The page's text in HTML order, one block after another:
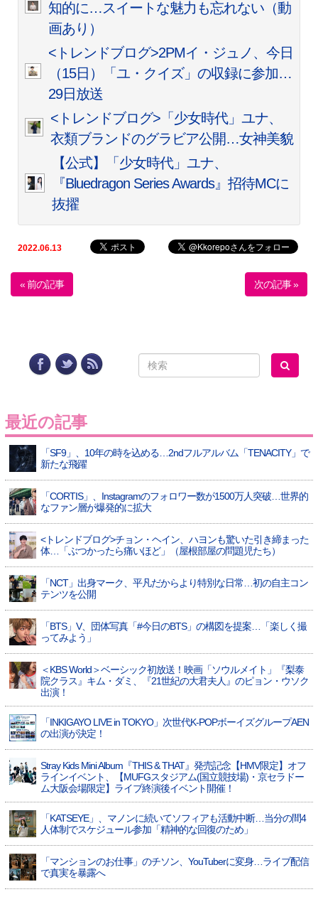
知的に…スイートな魅力も忘れない（動
画あり）
<トレンドブログ>2PMイ・ジュノ、今日
（15日）「ユ・クイズ」の収録に参加…
29日放送
<トレンドブログ>「少女時代」ユナ、
衣類ブランドのグラビア公開…女神美貌
【公式】「少女時代」ユナ、
『Bluedragon Series Awards』招待MCに
抜擢
2022.06.13
« 前の記事 次の記事 »
最近の記事
「SF9」、10年の時を込める…2ndフルアルバム「TENACITY」で
新たな飛躍
「CORTIS」、Instagramのフォロワー数が1500万人突破…世界的
なファン層が爆発的に拡大
<トレンドブログ>チョン・ヘイン、ハヨンも驚いた引き締まった
体…「ぶつかったら痛いほど」（屋根部屋の問題児たち）
「NCT」出身マーク、平凡だからより特別な日常…初の自主コン
テンツを公開
「BTS」V、団体写真「#今日のBTS」の構図を提案…「楽しく撮
ってみよう」
＜KBS World＞ベーシック初放送！映画「ソウルメイト」『梨泰
院クラス』キム・ダミ、『21世紀の大君夫人』のピョン・ウソク
出演！
「INKIGAYO LIVE in TOKYO」次世代K-POPボーイズグループAEN
の出演が決定！
Stray Kids Mini Album『THIS & THAT』発売記念【HMV限定】オフ
ラインイベント、【MUFGスタジアム(国立競技場)・京セラドー
ム大阪会場限定】ライブ終演後イベント開催！
「KATSEYE」、マノンに続いてソフィアも活動中断…当分の間4
人体制でスケジュール参加「精神的な回復のため」
「マンションのお仕事」のチソン、YouTuberに変身…ライブ配信
で真実を暴露へ